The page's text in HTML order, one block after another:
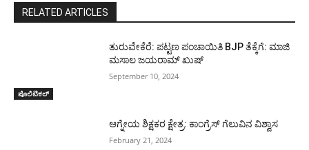
RELATED ARTICLES
ಪೊಲಿಟಿಕಲ್
ತುರುವೇಕೆರೆ: ಪಟ್ಟಣ ಪಂಚಾಯಿತಿ BJP ತೆಕ್ಕೆಗೆ: ಮಾಜಿ
ಮಸಾಲ ಜಯರಾಮ್ ಖುಷ್
September 10, 2024
ಆಗ್ನೇಯ ಶಿಕ್ಷಕರ ಕ್ಷೇತ್ರ: ಕಾಂಗ್ರೆಸ್ ಗೆಲುವಿನ ವಿಶ್ವಾಸ
February 21, 2024